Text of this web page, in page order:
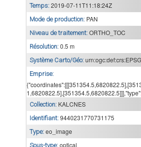
Temps: 2019-07-11T11:18:24Z
Mode de production: PAN
Niveau de traitement: ORTHO_TOC
Résolution: 0.5 m
Système Carto/Géo:
Emprise:
Collection: KALCNES
Identifiant: 9440231770731175
Type: eo_image
Sous-type: optical